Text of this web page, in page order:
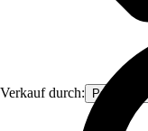
Verkauf durch: